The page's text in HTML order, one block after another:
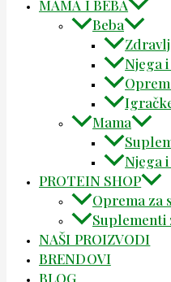
MAMA I BEBA
Beba
Njega
Mama
Njega
PROTEIN SHOP
Oprema za
Suplementi
NAŠI PROIZVODI
BRENDOVI
BLOG